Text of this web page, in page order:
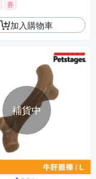
券
加入購物車
補貨中